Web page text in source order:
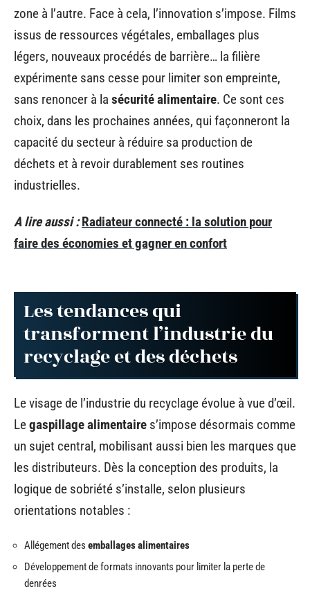
zone à l’autre. Face à cela, l’innovation s’impose. Films
issus de ressources végétales, emballages plus
légers, nouveaux procédés de barrière… la filière
expérimente sans cesse pour limiter son empreinte,
sans renoncer à la sécurité alimentaire. Ce sont ces
choix, dans les prochaines années, qui façonneront la
capacité du secteur à réduire sa production de
déchets et à revoir durablement ses routines
industrielles.
A lire aussi : Radiateur connecté : la solution pour
faire des économies et gagner en confort
Les tendances qui
transforment l’industrie du
recyclage et des déchets
Le visage de l’industrie du recyclage évolue à vue d’œil.
Legaspillage alimentaire s’impose désormais comme
un sujet central, mobilisant aussi bien les marques que
les distributeurs. Dès la conception des produits, la
logique de sobriété s’installe, selon plusieurs
orientations notables :
Allégement des emballages alimentaires
Développement de formats innovants pour limiter la perte de
denrées